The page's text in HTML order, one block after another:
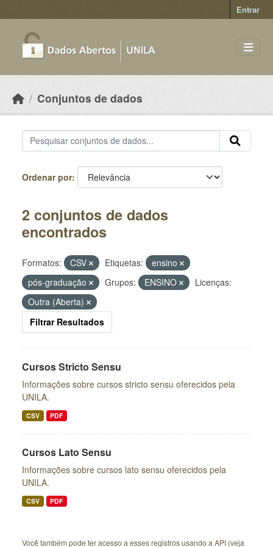
Entrar
Conjuntos de dados
Ordenar por
2 conjuntos de dados
encontrados
Formatos: CSV Etiquetas:
ensino
pós-graduação
Grupos: ENSINO
Licenças:
Outra (Aberta)
Filtrar Resultados
Cursos Stricto Sensu
Informações sobre cursos stricto sensu oferecidos pela
UNILA.
CSV PDF
Cursos Lato Sensu
Informações sobre cursos lato sensu oferecidos pela
UNILA.
CSV PDF
Você também pode ter acesso a esses registros usando a API (veja